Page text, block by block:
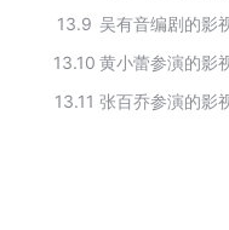
13.9
13.10
13.11